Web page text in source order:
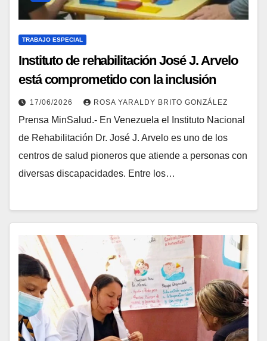
TRABAJO ESPECIAL
Instituto de rehabilitación José J. Arvelo
está comprometido con la inclusión
17/06/2026 ROSA YARALDY BRITO GONZÁLEZ
Prensa MinSalud.- En Venezuela el Instituto Nacional
de Rehabilitación Dr. José J. Arvelo es uno de los
centros de salud pioneros que atiende a personas con
diversas discapacidades. Entre los…